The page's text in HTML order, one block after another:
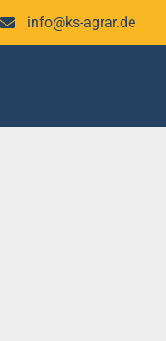
info@ks-agrar.de